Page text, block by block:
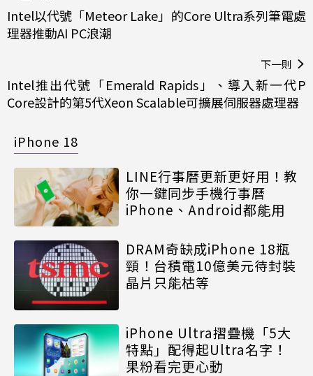
Intel以代號「Meteor Lake」的Core Ultra系列筆電處
理器推動AI PC浪潮
下一則
Intel推出代號「Emerald Rapids」、導入新一代P
Core設計的第5代Xeon Scalable可擴展伺服器處理器
iPhone 18
LINE行事曆更新更好用！教
你一鍵同步手機行事曆
iPhone、Android都能用
DRAM奇缺成iPhone 18瓶
頸！台積電10億美元待封裝
晶片只能枯等
iPhone Ultra摺疊機「5大
特點」配得起Ultra名字！
果粉看完更心動